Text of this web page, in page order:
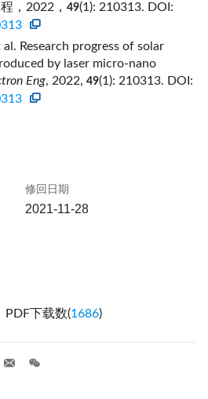
，2022， 49(1): 210313. DOI:
al. Research progress of solar
by laser micro-nano
Eng, 2022, 49(1): 210313. DOI:
修回日期
2021-11-28
PDF下载数(1686)